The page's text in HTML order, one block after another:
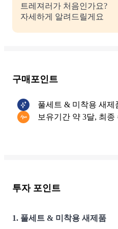
트레져러가 처음인가요?
자세하게 알려드릴게요
구매포인트
풀세트 & 미착용 새제
보유기간 약 3달, 최종
투자 포인트
1. 풀세트 & 미착용 새제품